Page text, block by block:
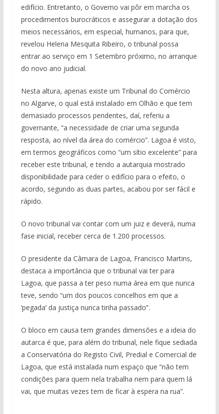
edifício. Entretanto, o Governo vai pôr em marcha os
procedimentos burocráticos e assegurar a dotação dos
meios necessários, em especial, humanos, para que,
revelou Helena Mesquita Ribeiro, o tribunal possa
entrar ao serviço em 1 Setembro próximo, no arranque
do novo ano judicial.
Nesta altura, apenas existe um Tribunal do Comércio
no Algarve, o qual está instalado em Olhão e que tem
demasiado processos pendentes, daí, referiu a
governante, “a necessidade de criar uma segunda
resposta, ao nível da área do comércio”. Lagoa é visto,
em termos geográficos como “um sítio excelente” para
receber este tribunal, e tendo a autarquia mostrado
disponibilidade para ceder o edifício para o efeito, o
acordo, segundo as duas partes, acabou por ser fácil e
rápido.
O novo tribunal vai contar com um juiz e deverá, numa
fase inicial, receber cerca de 1.200 processos.
O presidente da Câmara de Lagoa, Francisco Martins,
destaca a importância que o tribunal vai ter para
Lagoa, que passa a ter peso numa área em que nunca
teve, sendo “um dos poucos concelhos em que a
‘pegada’ da justiça nunca tinha passado”.
O bloco em causa tem grandes dimensões e a ideia do
autarca é que, para além do tribunal, nele fique sediada
a Conservatória do Registo Civil, Predial e Comercial de
Lagoa, que está instalada num espaço que “não tem
condições para quem nela trabalha nem para quem lá
vai, que muitas vezes tem de ficar à espera na rua”.